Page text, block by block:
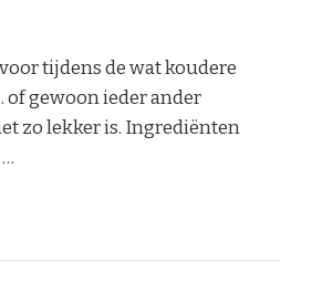
tijdens de wat koudere
of gewoon ieder ander
zo lekker is. Ingrediënten